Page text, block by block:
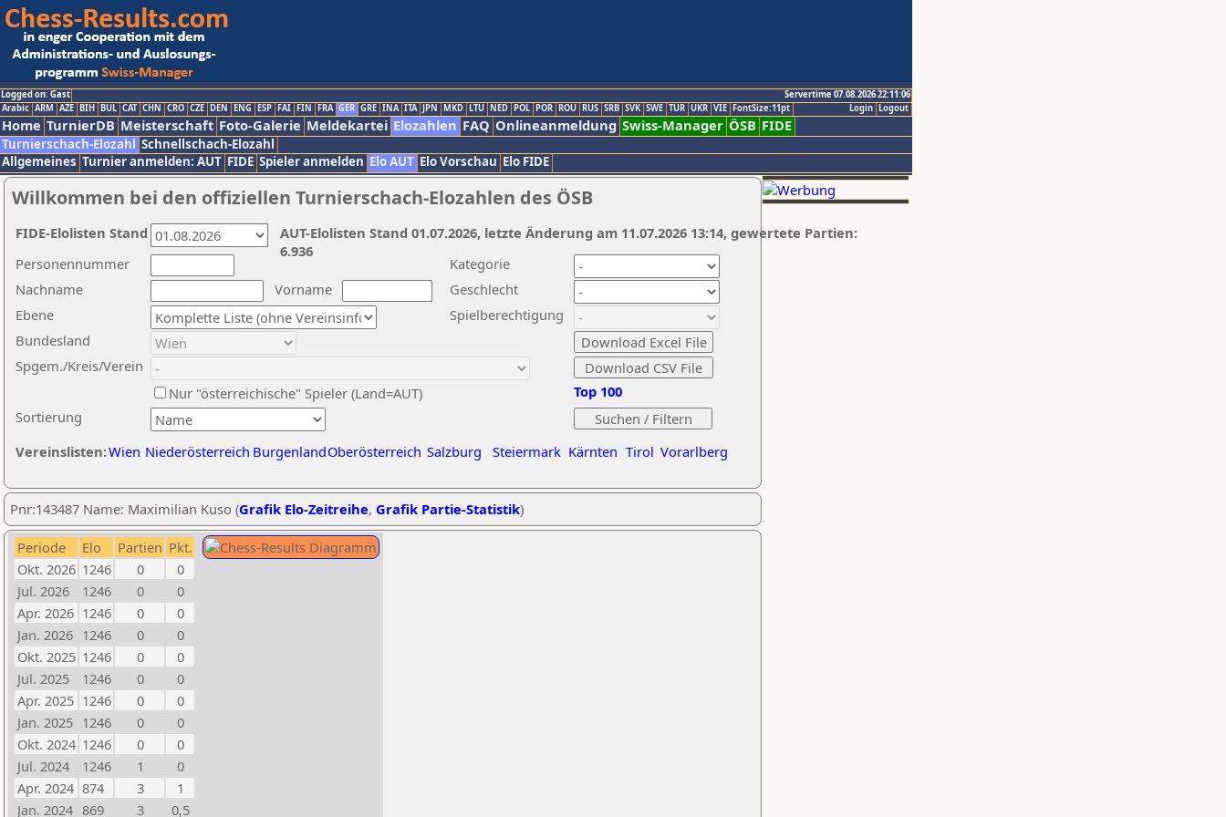
Logged on: Gast
Servertime 07.08.2026 22:11:06
Logout
Login
Arabic ARM AZE BIH BUL CAT CHN CRO CZE DEN ENG ESP FAI FIN FRA GER GRE INA ITA JPN MKD LTU NED POL POR ROU RUS SRB SVK SWE TUR UKR VIE FontSize:11pt
Home TurnierDB Meisterschaft Foto-Galerie Meldekartei Elozahlen FAQ Onlineanmeldung Swiss-Manager ÖSB FIDE
Turnierschach-Elozahl Schnellschach-Elozahl
Allgemeines Turnier anmelden: AUT FIDE Spieler anmelden Elo AUT Elo Vorschau Elo FIDE
Willkommen bei den offiziellen Turnierschach-Elozahlen des ÖSB
Nachname
Vorname
Ebene
Kategorie
Sortierung
Personennummer
Bundesland
Spgem./Kreis/Verein
Geschlecht
Nur "österreichische" Spieler (Land=AUT)
Spielberechtigung
Vereinslisten:Wien Niederösterreich BurgenlandOberösterreich Salzburg Steiermark Kärnten Tirol Vorarlberg
Top 100
AUT-Elolisten Stand 01.07.2026, letzte Änderung am 11.07.2026 13:14, gewertete Partien:
6.936
FIDE-Elolisten Stand
Pnr:143487 Name: Maximilian Kuso (Grafik Elo-Zeitreihe, Grafik Partie-Statistik)
Periode Elo Partien Pkt.
Okt. 2026 1246 0
0
Jul. 2026
1246 0
0
Apr. 2026 1246 0
0
Jan. 2026 1246 0
0
Okt. 2025 1246 0
0
Jul. 2025
1246 0
0
Apr. 2025 1246 0
0
Jan. 2025 1246 0
0
Okt. 2024 1246 0
0
Jul. 2024
1246 1
0
Apr. 2024 874 3
1
Jan. 2024 869 3 0,5